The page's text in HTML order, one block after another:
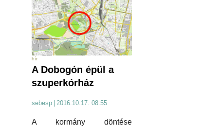
hír
A Dobogón épül a
szuperkórház
sebesp | 2016.10.17. 08:55
A kormány döntése